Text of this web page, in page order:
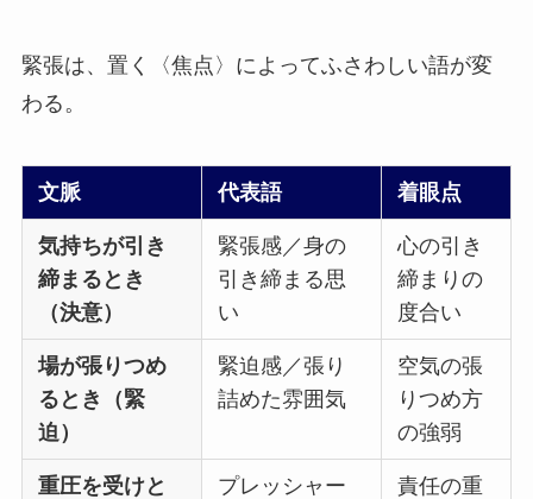
緊張は、置く〈焦点〉によってふさわしい語が変
わる。
文脈 代表語 着眼点
気持ちが引き
締まるとき
（決意）
緊張感／身の
引き締まる思
い
心の引き
締まりの
度合い
場が張りつめ
るとき（緊
迫）
緊迫感／張り
詰めた雰囲気
空気の張
りつめ方
の強弱
重圧を受けと
プレッシャー
責任の重